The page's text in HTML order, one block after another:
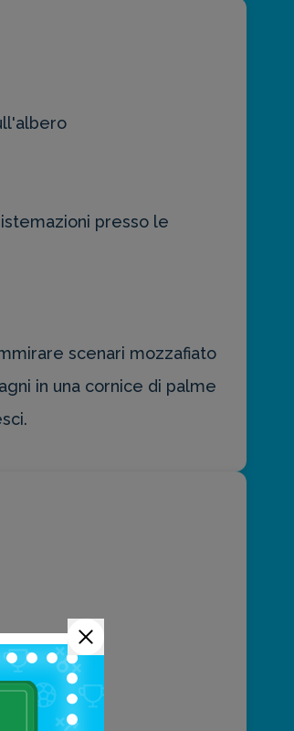
presso le
scenari mozzafiato
in una cornice di palme